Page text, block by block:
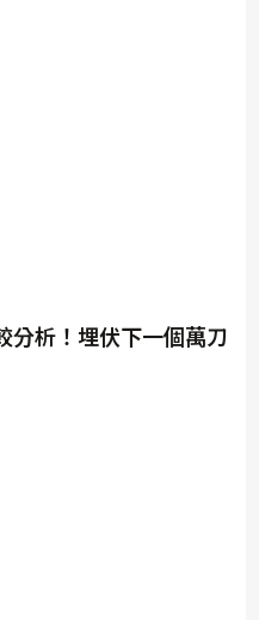
分析！埋伏下一個萬刀